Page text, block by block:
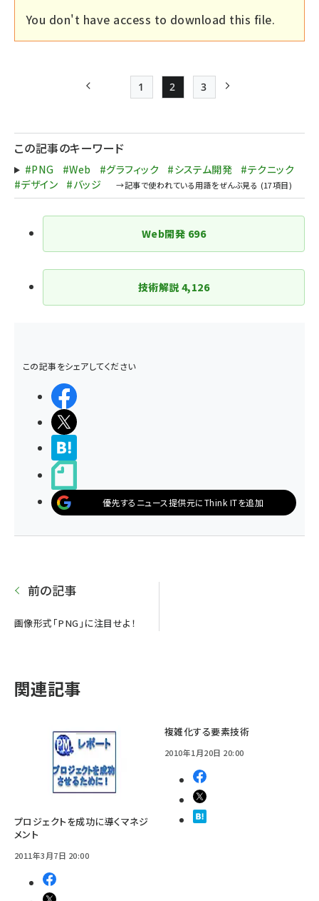
You don't have access to download this file.
送
り
前ページ Page
1
Page
2
Page
3
この記事のキーワード
#PNG #Web #グラフィック #システム開発
#テクニック
#デザイン
#バッジ
Web開発 696
技術解説 4,126
この記事をシェアしてください
優先するニュース提供元にThink ITを追加
前の記事
画像形式「PNG」に注目せよ！
関連記事
プロジェクトを成功に導くマネジ
メント
2011年3月7日 20:00
複雑化する要素技術
2010年1月20日 20:00